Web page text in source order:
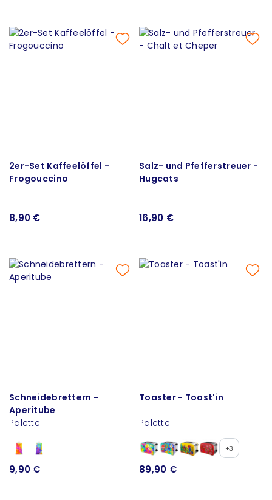
2er-Set Kaffeelöffel -
Frogouccino
8,90 €
Salz- und Pfefferstreuer -
Hugcats
16,90 €
Schneidebrettern -
Aperitube
Palette
9,90 €
Toaster - Toast'in
Palette
+3
89,90 €